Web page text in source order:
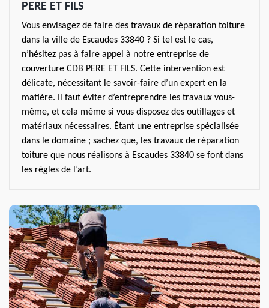
PERE ET FILS
Vous envisagez de faire des travaux de réparation toiture
dans la ville de Escaudes 33840 ? Si tel est le cas,
n’hésitez pas à faire appel à notre entreprise de
couverture CDB PERE ET FILS. Cette intervention est
délicate, nécessitant le savoir-faire d’un expert en la
matière. Il faut éviter d’entreprendre les travaux vous-
même, et cela même si vous disposez des outillages et
matériaux nécessaires. Étant une entreprise spécialisée
dans le domaine ; sachez que, les travaux de réparation
toiture que nous réalisons à Escaudes 33840 se font dans
les règles de l’art.